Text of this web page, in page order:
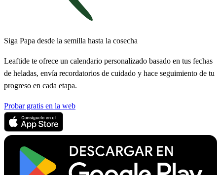
Siga Papa desde la semilla hasta la cosecha
Leaftide te ofrece un calendario personalizado basado en tus fechas
de heladas, envía recordatorios de cuidado y hace seguimiento de tu
progreso en cada etapa.
Probar gratis en la web